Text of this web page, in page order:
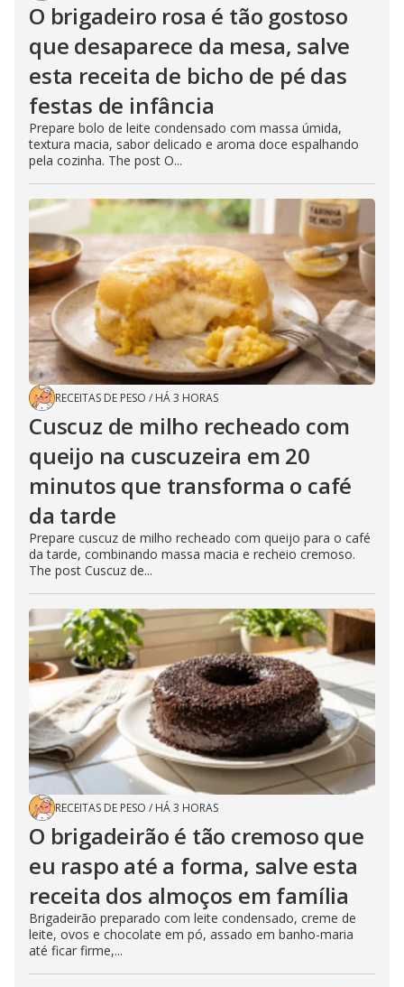
O brigadeiro rosa é tão gostoso
que desaparece da mesa, salve
esta receita de bicho de pé das
festas de infância
Prepare bolo de leite condensado com massa úmida,
textura macia, sabor delicado e aroma doce espalhando
pela cozinha. The post O...
RECEITAS DE PESO / HÁ 3 HORAS
Cuscuz de milho recheado com
queijo na cuscuzeira em 20
minutos que transforma o café
da tarde
Prepare cuscuz de milho recheado com queijo para o café
da tarde, combinando massa macia e recheio cremoso.
The post Cuscuz de...
RECEITAS DE PESO / HÁ 3 HORAS
O brigadeirão é tão cremoso que
eu raspo até a forma, salve esta
receita dos almoços em família
Brigadeirão preparado com leite condensado, creme de
leite, ovos e chocolate em pó, assado em banho-maria
até ficar firme,...